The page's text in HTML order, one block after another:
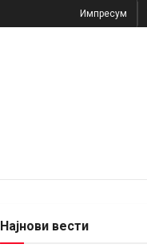
Импресум
Најнови вести